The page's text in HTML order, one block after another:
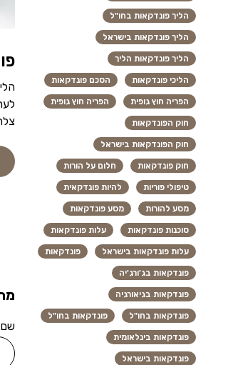
הליך פונדקאות בחו"ל
הליך פונדקאות בישראל
הליך פונדקאות הליך
הליכי פונדקאות הסכם פונדקאות
הפריה חוץ גופית הפריה חוץ גופית
חוק הפונדקאות
חוק הפונדקאות בישראל
חוק פונדקאות חלום על הורות
טיפולי פוריות להיות פונדקאית
מסע להורות מסע פונדקאות
סוכנות פונדקאות עלות פונדקאות
עלות פונדקאות בישראל פונדקאות
פונדקאות בג'ורג'יה
פונדקאות בגיאורגיה
פונדקאות בחו"ל פונדקאות בחו"ל
פונדקאות בינלאומית
פונדקאות בישראל